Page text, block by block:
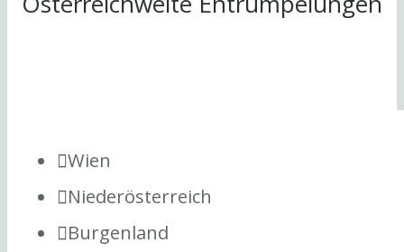
Wien
Niederösterreich
Burgenland